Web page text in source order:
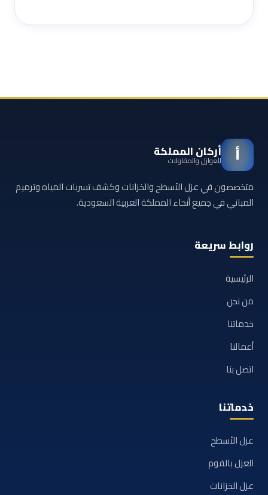
أ أركان المملكة
للعوازل والمقاولات
متخصصون في عزل الأسطح والخزانات وكشف تسربات المياه وترميم
المباني في جميع أنحاء المملكة العربية السعودية.
روابط سريعة
الرئيسية
من نحن
خدماتنا
أعمالنا
اتصل بنا
خدماتنا
عزل الأسطح
العزل بالفوم
عزل الخزانات